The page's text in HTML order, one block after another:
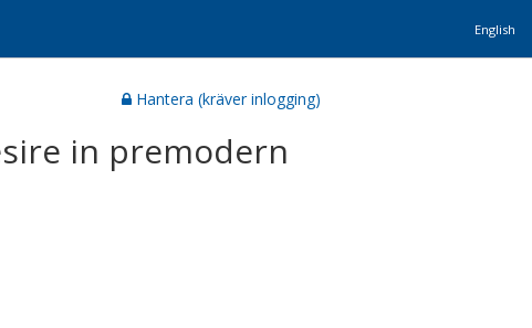
English
Hantera (kräver inlogging)
in premodern